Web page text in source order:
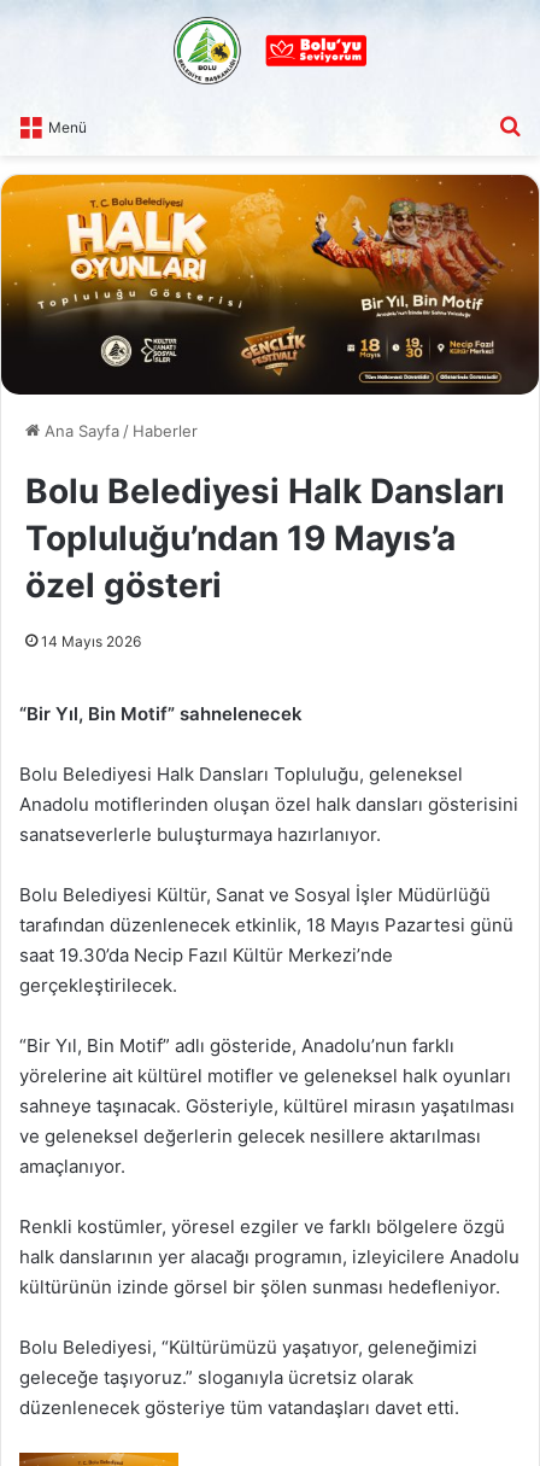
Menü
Ana Sayfa/ Haberler
Bolu Belediyesi Halk Dansları
Topluluğu’ndan 19 Mayıs’a
özel gösteri
14 Mayıs 2026
“Bir Yıl, Bin Motif” sahnelenecek
Bolu Belediyesi Halk Dansları Topluluğu, geleneksel
Anadolu motiflerinden oluşan özel halk dansları gösterisini
sanatseverlerle buluşturmaya hazırlanıyor.
Bolu Belediyesi Kültür, Sanat ve Sosyal İşler Müdürlüğü
tarafından düzenlenecek etkinlik, 18 Mayıs Pazartesi günü
saat 19.30’da Necip Fazıl Kültür Merkezi’nde
gerçekleştirilecek.
“Bir Yıl, Bin Motif” adlı gösteride, Anadolu’nun farklı
yörelerine ait kültürel motifler ve geleneksel halk oyunları
sahneye taşınacak. Gösteriyle, kültürel mirasın yaşatılması
ve geleneksel değerlerin gelecek nesillere aktarılması
amaçlanıyor.
Renkli kostümler, yöresel ezgiler ve farklı bölgelere özgü
halk danslarının yer alacağı programın, izleyicilere Anadolu
kültürünün izinde görsel bir şölen sunması hedefleniyor.
Bolu Belediyesi, “Kültürümüzü yaşatıyor, geleneğimizi
geleceğe taşıyoruz.” sloganıyla ücretsiz olarak
düzenlenecek gösteriye tüm vatandaşları davet etti.